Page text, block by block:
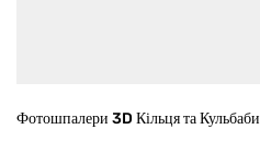
Фотошпалери 3D Кільця та Кульбаби